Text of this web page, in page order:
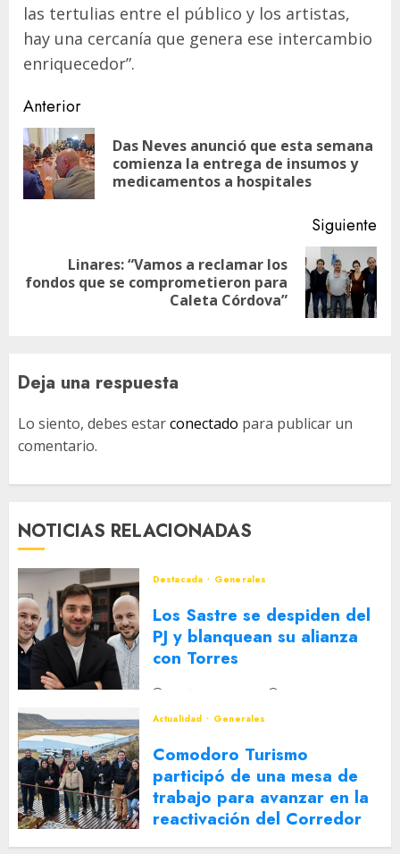
las tertulias entre el público y los artistas,
hay una cercanía que genera ese intercambio
enriquecedor”.
Navegación
de
entradas
Anterior
Das Neves anunció que esta semana
comienza la entrega de insumos y
medicamentos a hospitales
Siguiente
Siguiente
Linares: “Vamos a reclamar los
fondos que se comprometieron para
Caleta Córdova”
Deja una respuesta
Lo siento, debes estarconectado para publicar un
comentario.
NOTICIAS RELACIONADAS
Destacada Generales
Los Sastre se despiden del
PJ y blanquean su alianza
con Torres
2 DE AGOSTO DE 2026
Actualidad
Generales
Comodoro Turismo
participó de una mesa de
trabajo para avanzar en la
reactivación del Corredor
Turístico Integrado